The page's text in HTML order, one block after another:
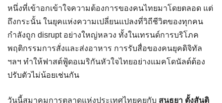
หนึ่งที่เข้าอกเข้าใจความต้องการของคนไทยมาโดยตลอด แต่
ถึงกระนั้น ในยุคแห่งความเปลี่ยนแปลงที่วิถีชีวิตของทุกคน
กำลังถูก disrupt อย่างใหญ่หลวง ทั้งในเทรนด์การบริโภค
พฤติกรรมการสั่งและส่งอาหาร การรับสื่อของคนยุคดิจิทัล
ฯลฯ ทำให้ฟาสต์ฟู้ดอเมริกันหัวใจไทยอย่างแมคโดนัลด์ต้อง
ปรับตัวไม่น้อยเช่นกัน
วันนี้สมาคมการตลาดแห่งประเทศไทยคุยกับ สนธยา ตั้งสันติ